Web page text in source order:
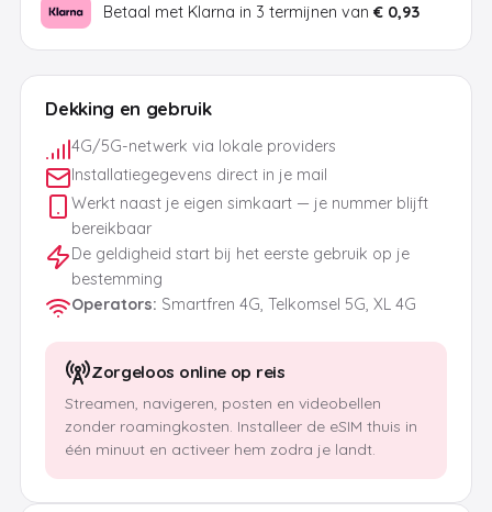
Dekking en gebruik
4G/5G-netwerk via lokale providers
Installatiegegevens direct in je mail
Werkt naast je eigen simkaart — je nummer blijft
bereikbaar
De geldigheid start bij het eerste gebruik op je
bestemming
Operators: Smartfren 4G, Telkomsel 5G, XL 4G
Zorgeloos online op reis
Streamen, navigeren, posten en videobellen
zonder roamingkosten. Installeer de eSIM thuis in
één minuut en activeer hem zodra je landt.
Betaal met Klarna in 3 termijnen van € 0,93